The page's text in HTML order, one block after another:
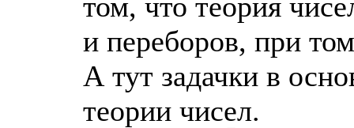
и переборов, при
А тут задачки в
теории чисел.